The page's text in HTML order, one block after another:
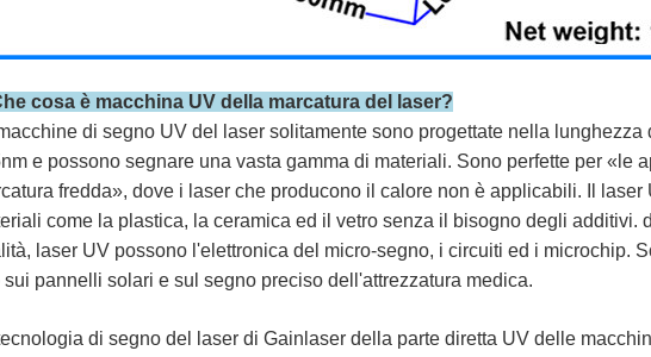
cosa è macchina UV della marcatura del laser?
di segno UV del laser solitamente sono progettate nella lunghezza
e possono segnare una vasta gamma di materiali. Sono perfette per «le
fredda», dove i laser che producono il calore non è applicabili. Il laser
come la plastica, la ceramica ed il vetro senza il bisogno degli additivi.
laser UV possono l'elettronica del micro-segno, i circuiti ed i microchip.
sui pannelli solari e sul segno preciso dell'attrezzatura medica.
di segno del laser di Gainlaser della parte diretta UV delle